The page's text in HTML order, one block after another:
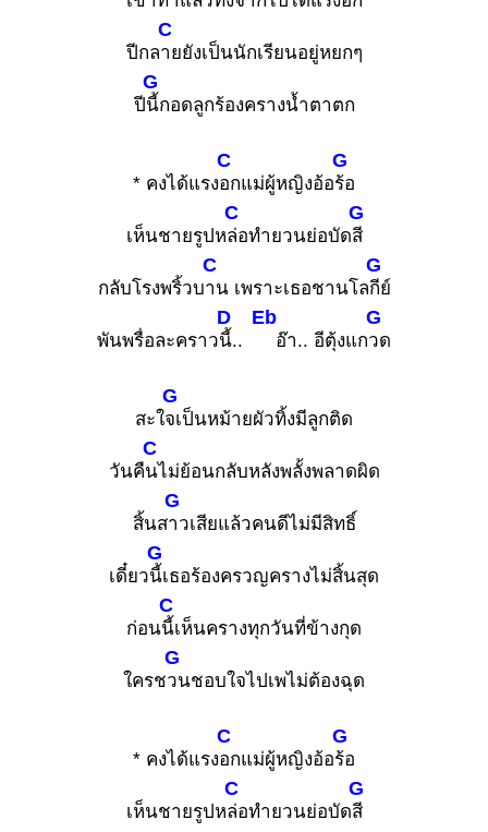
ปีกล
C
ายยังเป็นนักเรียนอยู่หยกๆ
ปี
G
นี้กอดลูกร้องครางน้ำตาตก
* คงได้แรง
C
อกแม่ผู้หญิงอ้อ
G
ร้อ
เห็นชายรูปห
C
ล่อทำยวนย่อบัด
G
สี
กลับโรงพริ้วบ
C
าน เพราะเธอชานโล
G
กีย์
พันพรื่อละคราว
D
นี้..
Eb
อ๊า.. อีตุ้งแก
G
วด
สะใ
G
จเป็นหม้ายผัวทิ้งมีลูกติด
วันคื
C
นไม่ย้อนกลับหลังพลั้งพลาดผิด
สิ้นส
G
าวเสียแล้วคนดีไม่มีสิทธิ์
เดี๋ยว
G
นี้เธอร้องครวญครางไม่สิ้นสุด
ก่อน
C
นี้เห็นครางทุกวันที่ข้างกุด
ใครช
G
วนชอบใจไปเพไม่ต้องฉุด
* คงได้แรง
C
อกแม่ผู้หญิงอ้อ
G
ร้อ
เห็นชายรูปห
C
ล่อทำยวนย่อบัด
G
สี